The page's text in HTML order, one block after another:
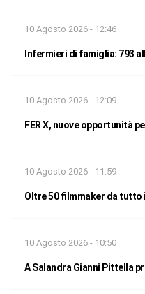
10 Agosto 2026 - 12:46
Infermieri di famiglia: 793
10 Agosto 2026 - 12:09
FER X, nuove opportunità
10 Agosto 2026 - 11:59
Oltre 50 filmmaker da tutto
10 Agosto 2026 - 10:50
A Salandra Gianni Pittella